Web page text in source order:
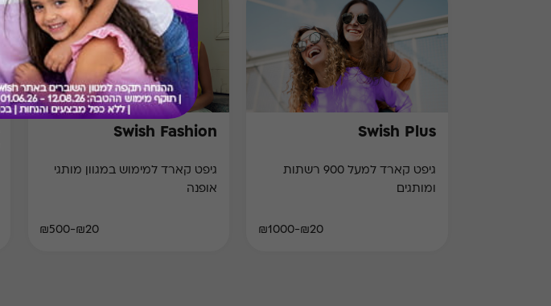
Swish Plus
גיפט קארד למעל 900 רשתות
ומותגים
₪20-₪1000
Swish Fashion
גיפט קארד למימוש במגוון מותגי
אופנה
₪20-₪500